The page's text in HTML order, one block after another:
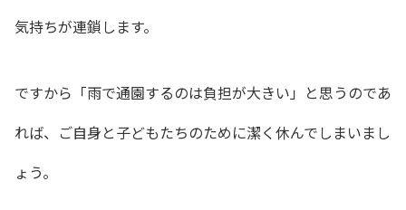
気持ちが連鎖します。
ですから「雨で通園するのは負担が大きい」と思うのであ
れば、ご自身と子どもたちのために潔く休んでしまいまし
ょう。